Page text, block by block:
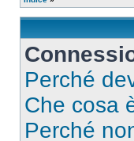
Perché
Che cosa
Perché